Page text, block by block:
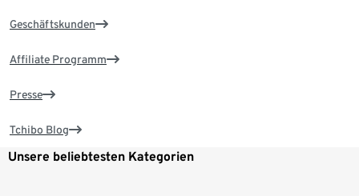
Geschäftskunden
Affiliate Programm
Presse
Tchibo Blog
Unsere beliebtesten Kategorien